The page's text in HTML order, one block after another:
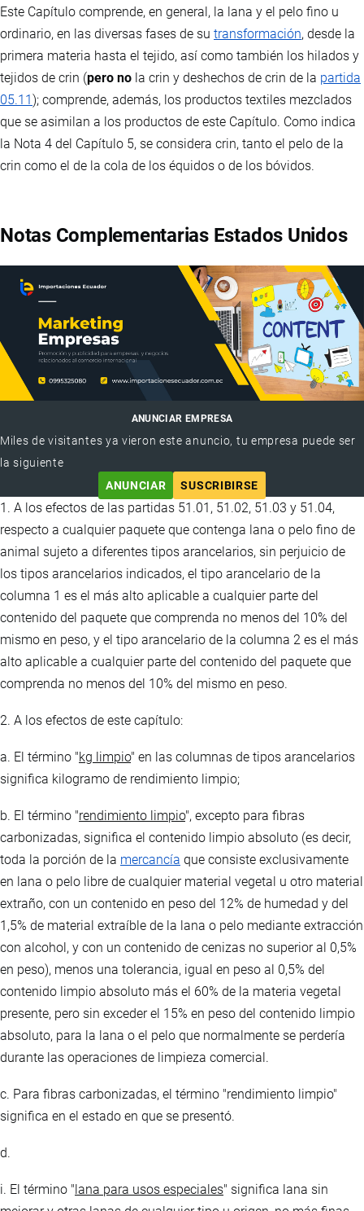
Este Capítulo comprende, en general, la lana y el pelo fino u
ordinario, en las diversas fases de su transformación, desde la
primera materia hasta el tejido, así como también los hilados y
tejidos de crin (pero no la crin y deshechos de crin de la partida
05.11); comprende, además, los productos textiles mezclados
que se asimilan a los productos de este Capítulo. Como indica
la Nota 4 del Capítulo 5, se considera crin, tanto el pelo de la
crin como el de la cola de los équidos o de los bóvidos.
Notas Complementarias Estados Unidos
ANUNCIAR EMPRESA
Miles de visitantes ya vieron este anuncio, tu empresa puede ser
la siguiente
ANUNCIAR
SUSCRIBIRSE
1. A los efectos de las partidas 51.01, 51.02, 51.03 y 51.04,
respecto a cualquier paquete que contenga lana o pelo fino de
animal sujeto a diferentes tipos arancelarios, sin perjuicio de
los tipos arancelarios indicados, el tipo arancelario de la
columna 1 es el más alto aplicable a cualquier parte del
contenido del paquete que comprenda no menos del 10% del
mismo en peso, y el tipo arancelario de la columna 2 es el más
alto aplicable a cualquier parte del contenido del paquete que
comprenda no menos del 10% del mismo en peso.
2. A los efectos de este capítulo:
a. El término "kg limpio" en las columnas de tipos arancelarios
significa kilogramo de rendimiento limpio;
b. El término "rendimiento limpio", excepto para fibras
carbonizadas, significa el contenido limpio absoluto (es decir,
toda la porción de la mercancía que consiste exclusivamente
en lana o pelo libre de cualquier material vegetal u otro material
extraño, con un contenido en peso del 12% de humedad y del
1,5% de material extraíble de la lana o pelo mediante extracción
con alcohol, y con un contenido de cenizas no superior al 0,5%
en peso), menos una tolerancia, igual en peso al 0,5% del
contenido limpio absoluto más el 60% de la materia vegetal
presente, pero sin exceder el 15% en peso del contenido limpio
absoluto, para la lana o el pelo que normalmente se perdería
durante las operaciones de limpieza comercial.
c. Para fibras carbonizadas, el término "rendimiento limpio"
significa en el estado en que se presentó.
d.
i. El término " lana para usos especiales" significa lana sin